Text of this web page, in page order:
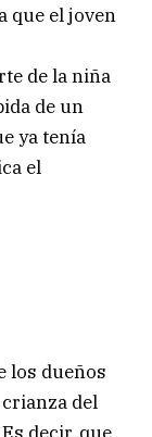
que el joven
de la niña
de un
ya tenía
el
los dueños
del